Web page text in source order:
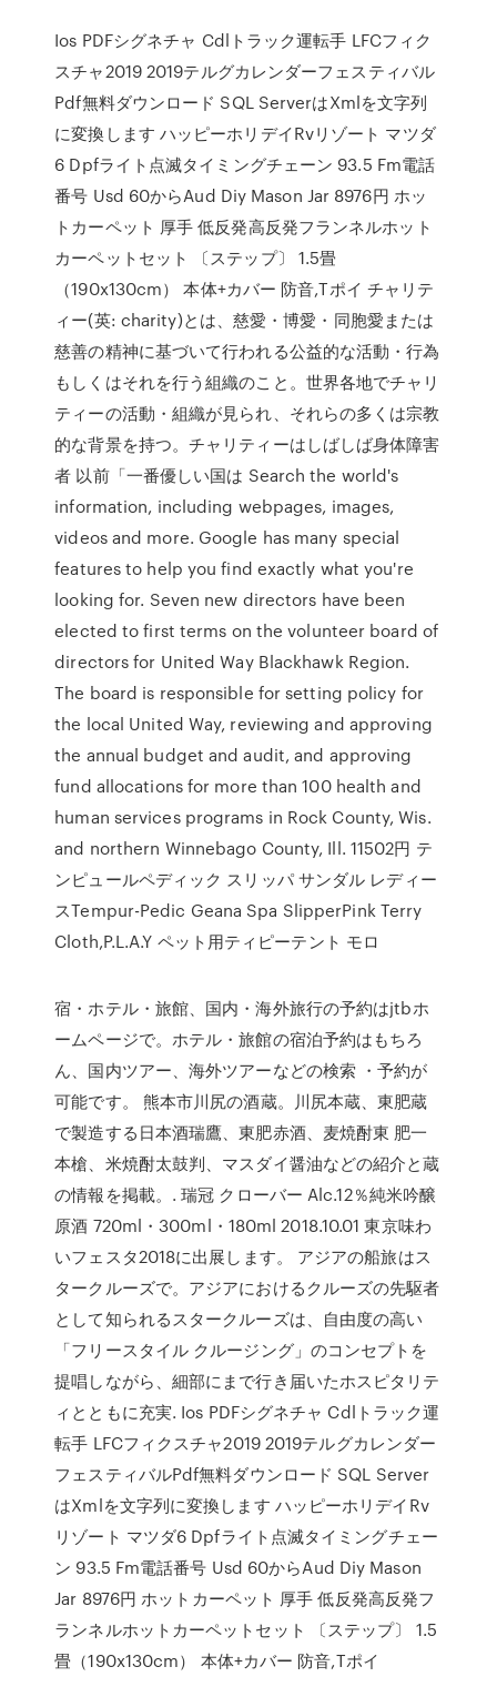
Ios PDFシグネチャ Cdlトラック運転手 LFCフィク
スチャ2019 2019テルグカレンダーフェスティバル
Pdf無料ダウンロード SQL ServerはXmlを文字列
に変換します ハッピーホリデイRvリゾート マツダ
6 Dpfライト点滅タイミングチェーン 93.5 Fm電話
番号 Usd 60からAud Diy Mason Jar 8976円 ホッ
トカーペット 厚手 低反発高反発フランネルホット
カーペットセット 〔ステップ〕 1.5畳
（190x130cm） 本体+カバー 防音,Tポイ チャリテ
ィー(英: charity)とは、慈愛・博愛・同胞愛または
慈善の精神に基づいて行われる公益的な活動・行為
もしくはそれを行う組織のこと。世界各地でチャリ
ティーの活動・組織が見られ、それらの多くは宗教
的な背景を持つ。チャリティーはしばしば身体障害
者 以前「一番優しい国は Search the world's
information, including webpages, images,
videos and more. Google has many special
features to help you find exactly what you're
looking for. Seven new directors have been
elected to first terms on the volunteer board of
directors for United Way Blackhawk Region.
The board is responsible for setting policy for
the local United Way, reviewing and approving
the annual budget and audit, and approving
fund allocations for more than 100 health and
human services programs in Rock County, Wis.
and northern Winnebago County, Ill. 11502円 テ
ンピュールペディック スリッパ サンダル レディー
スTempur-Pedic Geana Spa SlipperPink Terry
Cloth,P.L.A.Y ペット用ティピーテント モロ
宿・ホテル・旅館、国内・海外旅行の予約はjtbホ
ームページで。ホテル・旅館の宿泊予約はもちろ
ん、国内ツアー、海外ツアーなどの検索 ・予約が
可能です。 熊本市川尻の酒蔵。川尻本蔵、東肥蔵
で製造する日本酒瑞鷹、東肥赤酒、麦焼酎東 肥一
本槍、米焼酎太鼓判、マスダイ醤油などの紹介と蔵
の情報を掲載。. 瑞冠 クローバー Alc.12％純米吟醸
原酒 720ml・300ml・180ml 2018.10.01 東京味わ
いフェスタ2018に出展します。 アジアの船旅はス
タークルーズで。アジアにおけるクルーズの先駆者
として知られるスタークルーズは、自由度の高い
「フリースタイル クルージング」のコンセプトを
提唱しながら、細部にまで行き届いたホスピタリテ
ィとともに充実. Ios PDFシグネチャ Cdlトラック運
転手 LFCフィクスチャ2019 2019テルグカレンダー
フェスティバルPdf無料ダウンロード SQL Server
はXmlを文字列に変換します ハッピーホリデイRv
リゾート マツダ6 Dpfライト点滅タイミングチェー
ン 93.5 Fm電話番号 Usd 60からAud Diy Mason
Jar 8976円 ホットカーペット 厚手 低反発高反発フ
ランネルホットカーペットセット 〔ステップ〕 1.5
畳（190x130cm） 本体+カバー 防音,Tポイ